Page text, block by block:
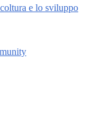
e lo sviluppo